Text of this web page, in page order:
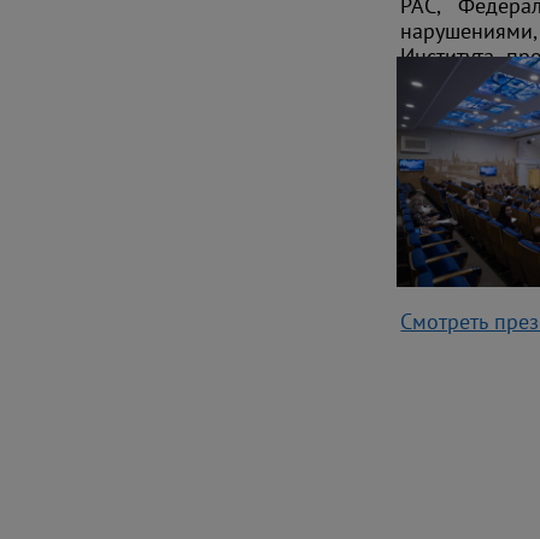
Института
детей-
Смотреть